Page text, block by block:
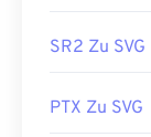
bezogenen
SR2 Zu SVG
PTX Zu SVG